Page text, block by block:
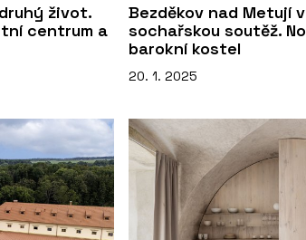
život.
centrum a
Bezděkov nad Metují
sochařskou soutěž.
barokní kostel
20. 1. 2025